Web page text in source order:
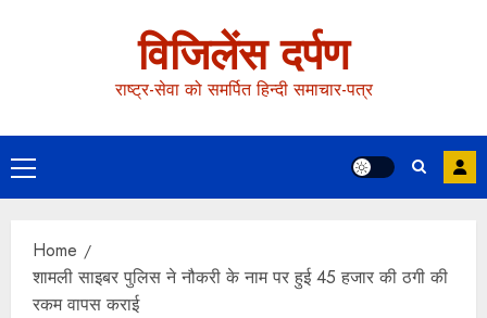
विजिलेंस दर्पण
राष्ट्र-सेवा को समर्पित हिन्दी समाचार-पत्र
Home
शामली साइबर पुलिस ने नौकरी के नाम पर हुई 45 हजार की ठगी की
रकम वापस कराई